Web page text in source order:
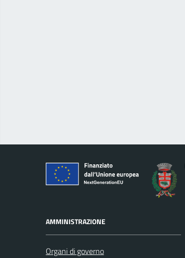
AMMINISTRAZIONE
Organi di governo